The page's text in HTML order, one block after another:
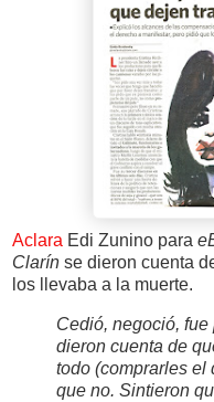
Aclara Edi Zunino para
Clarín se dieron cuenta
los llevaba a la muerte.
Cedió, negoció,
dieron cuenta de
todo (comprarles el
que no. Sintieron